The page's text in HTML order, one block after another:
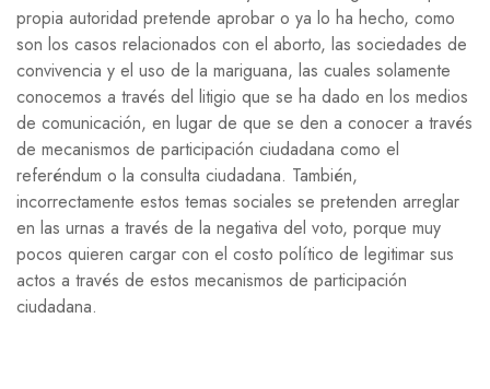
propia autoridad pretende aprobar o ya lo ha hecho, como
son los casos relacionados con el aborto, las sociedades de
convivencia y el uso de la mariguana, las cuales solamente
conocemos a través del litigio que se ha dado en los medios
de comunicación, en lugar de que se den a conocer a través
de mecanismos de participación ciudadana como el
referéndum o la consulta ciudadana. También,
incorrectamente estos temas sociales se pretenden arreglar
en las urnas a través de la negativa del voto, porque muy
pocos quieren cargar con el costo político de legitimar sus
actos a través de estos mecanismos de participación
ciudadana.